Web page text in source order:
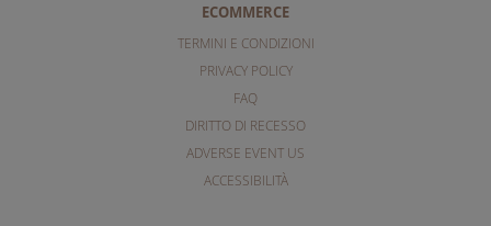
ECOMMERCE
TERMINI E CONDIZIONI
PRIVACY POLICY
FAQ
DIRITTO DI RECESSO
ADVERSE EVENT US
ACCESSIBILITÀ